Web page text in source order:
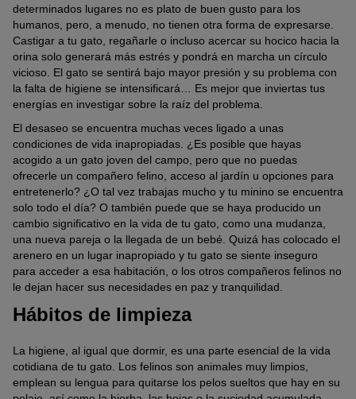
determinados lugares no es plato de buen gusto para los
humanos, pero, a menudo, no tienen otra forma de expresarse.
Castigar a tu gato, regañarle o incluso acercar su hocico hacia la
orina solo generará más estrés y pondrá en marcha un círculo
vicioso. El gato se sentirá bajo mayor presión y su problema con
la falta de higiene se intensificará… Es mejor que inviertas tus
energías en investigar sobre la raíz del problema.
El desaseo se encuentra muchas veces ligado a unas
condiciones de vida inapropiadas. ¿Es posible que hayas
acogido a un gato joven del campo, pero que no puedas
ofrecerle un compañero felino, acceso al jardín u opciones para
entretenerlo? ¿O tal vez trabajas mucho y tu minino se encuentra
solo todo el día? O también puede que se haya producido un
cambio significativo en la vida de tu gato, como una mudanza,
una nueva pareja o la llegada de un bebé. Quizá has colocado el
arenero en un lugar inapropiado y tu gato se siente inseguro
para acceder a esa habitación, o los otros compañeros felinos no
le dejan hacer sus necesidades en paz y tranquilidad.
Hábitos de limpieza
La higiene, al igual que dormir, es una parte esencial de la vida
cotidiana de tu gato. Los felinos son animales muy limpios,
emplean su lengua para quitarse los pelos sueltos que hay en su